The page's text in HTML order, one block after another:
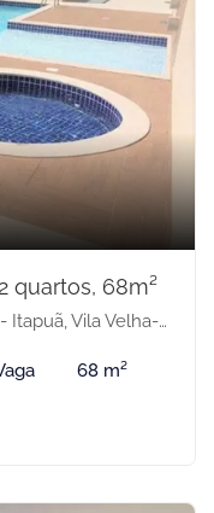
quartos, 68m²
Vila Velha-ES
68 m²